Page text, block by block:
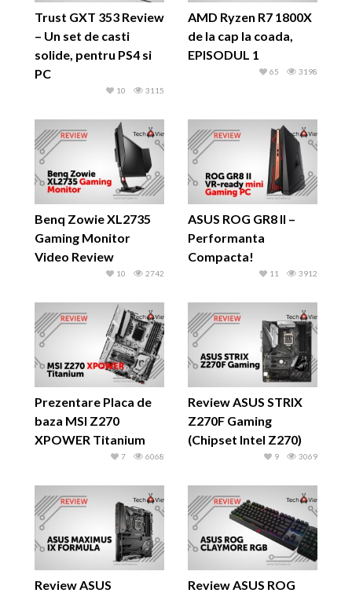
Trust GXT 353 Review
– Un set de casti
solide, pentru PS4 si
PC
3115
10
AMD Ryzen R7 1800X
de la cap la coada,
EPISODUL 1
3198
65
Benq Zowie XL2735
Gaming Monitor
Video Review
2742
10
ASUS ROG GR8 II –
Performanta
Compacta!
3912
11
Prezentare Placa de
baza MSI Z270
XPOWER Titanium
6068
7
Review ASUS STRIX
Z270F Gaming
(Chipset Intel Z270)
3069
9
Review ASUS
Review ASUS ROG